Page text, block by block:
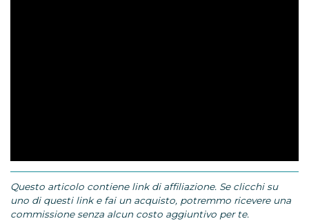
Questo articolo contiene link di affiliazione. Se clicchi su
uno di questi link e fai un acquisto, potremmo ricevere una
commissione senza alcun costo aggiuntivo per te.